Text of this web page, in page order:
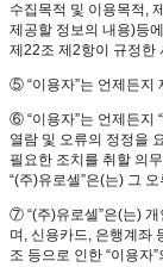
수집목적 및 이용목적,
제공할 정보의 내용)등
제22조 제2항이 규정한
⑤ “이용자”는 언제든지
⑥ “이용자”는 언제든지
열람 및 오류의 정정을
필요한 조치를 취할 의
“(주)유로셀”은(는) 그
⑦ “(주)유로셀”은(는)
며, 신용카드, 은행계좌
조 등으로 인한 “이용자